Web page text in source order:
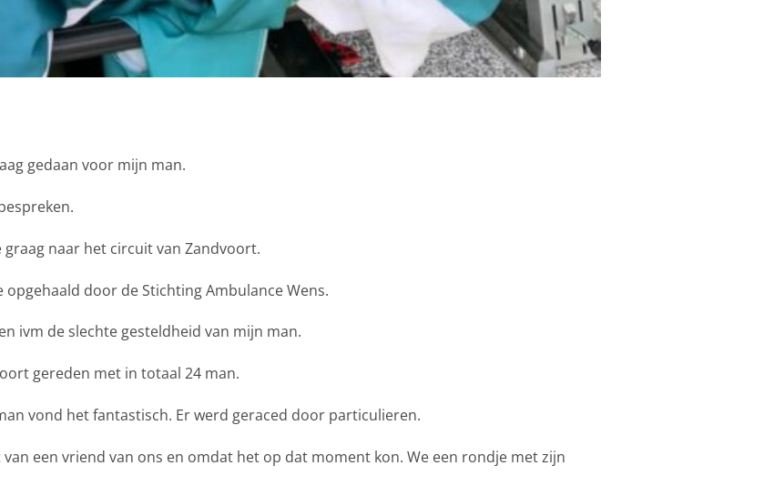
gedaan voor mijn man.
naar het circuit van Zandvoort.
door de Stichting Ambulance Wens.
ivm de slechte gesteldheid van mijn man.
gereden met in totaal 24 man.
vond het fantastisch. Er werd geraced door particulieren.
een vriend van ons en omdat het op dat moment kon. We een rondje met zijn